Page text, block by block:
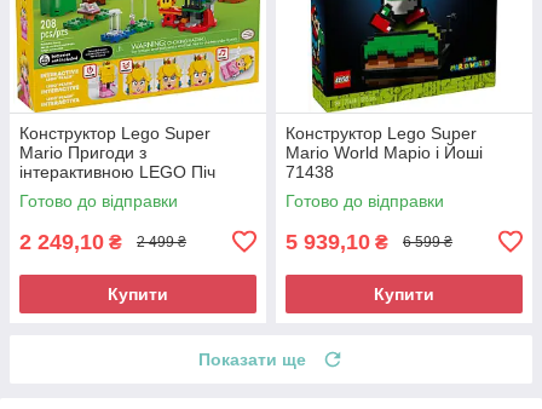
Конструктор Lego Super
Mario Пригоди з
інтерактивною LEGO Піч
71441
Готово до відправки
2 249,10 ₴ 2 499 ₴
Купити
Конструктор Lego Super
Mario World Маріо і Йоші
71438
Готово до відправки
5 939,10 ₴ 6 599 ₴
Купити
Показати ще